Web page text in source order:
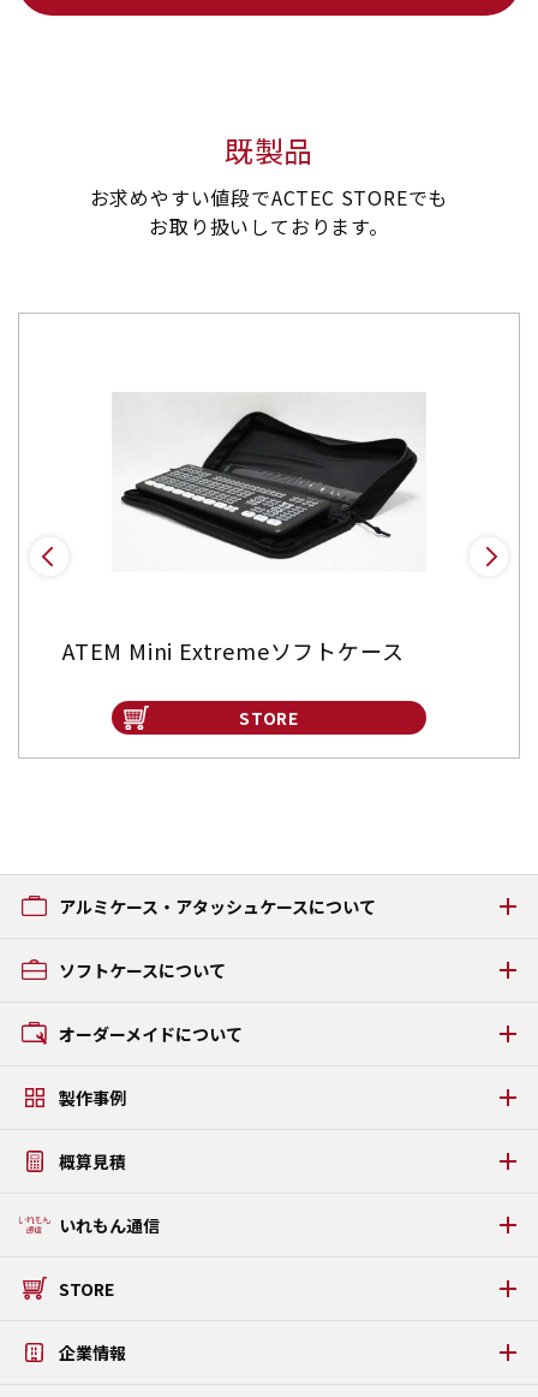
既製品
お求めやすい値段でACTEC STOREでも
お取り扱いしております。
ATEM Mini Extremeソフトケース
STORE
アルミケース・アタッシュケースについて
GRタイプ
AAタイプ
GZタイプ
うまい棒ケース
ソフトケースについて
オーダーメイドについて
素材・パーツについて
製作事例
ソフトケース・タブレットケース製作事例
プラダンケース製作事例
概算見積
いれもん通信
いれもん通信 バックナンバー
STORE
企業情報